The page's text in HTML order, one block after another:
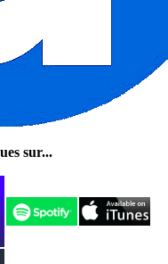
sur...